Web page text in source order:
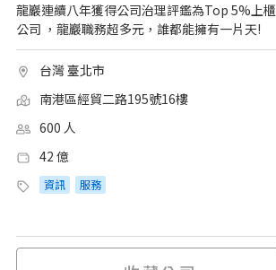
龍巖連續八年獲得公司治理評鑑為Top 5%上櫃
公司 ，龍巖職務超多元，誰都能擁有一片天!
台灣 臺北市
南港區經貿二路195號16樓
600 人
42 億
資訊 服務